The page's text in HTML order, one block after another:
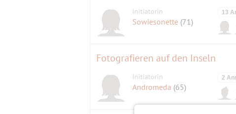
Initiatorin
Sowiesonette (71)
13
Fotografieren auf den Inseln
Initiatorin
Andromeda (65)
2